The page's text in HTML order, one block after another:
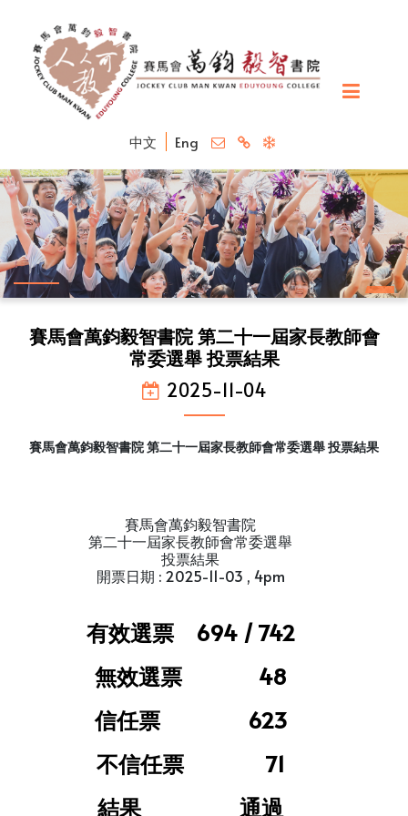
中文 Eng
賽馬會萬鈞毅智書院 第二十一屆家長教師會
常委選舉 投票結果
2025-11-04
賽馬會萬鈞毅智書院 第二十一屆家長教師會常委選舉 投票結果
賽馬會萬鈞毅智書院
第二十一屆家長教師會常委選舉
投票結果
開票日期 : 2025-11-03 , 4pm
有效選票 694 / 742
無效選票 48
信任票 623
不信任票 71
結果 通過